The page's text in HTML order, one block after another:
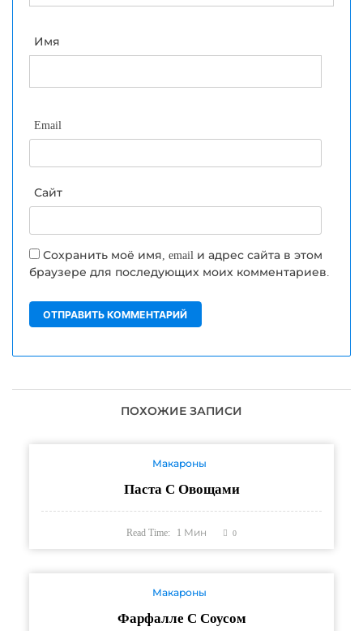
Имя
Email
Сайт
Сохранить моё имя, email и адрес сайта в этом
браузере для последующих моих комментариев.
ПОХОЖИЕ ЗАПИСИ
Макароны
Паста С Овощами
Read Time: 1 Мин 0
Макароны
Фарфалле С Соусом